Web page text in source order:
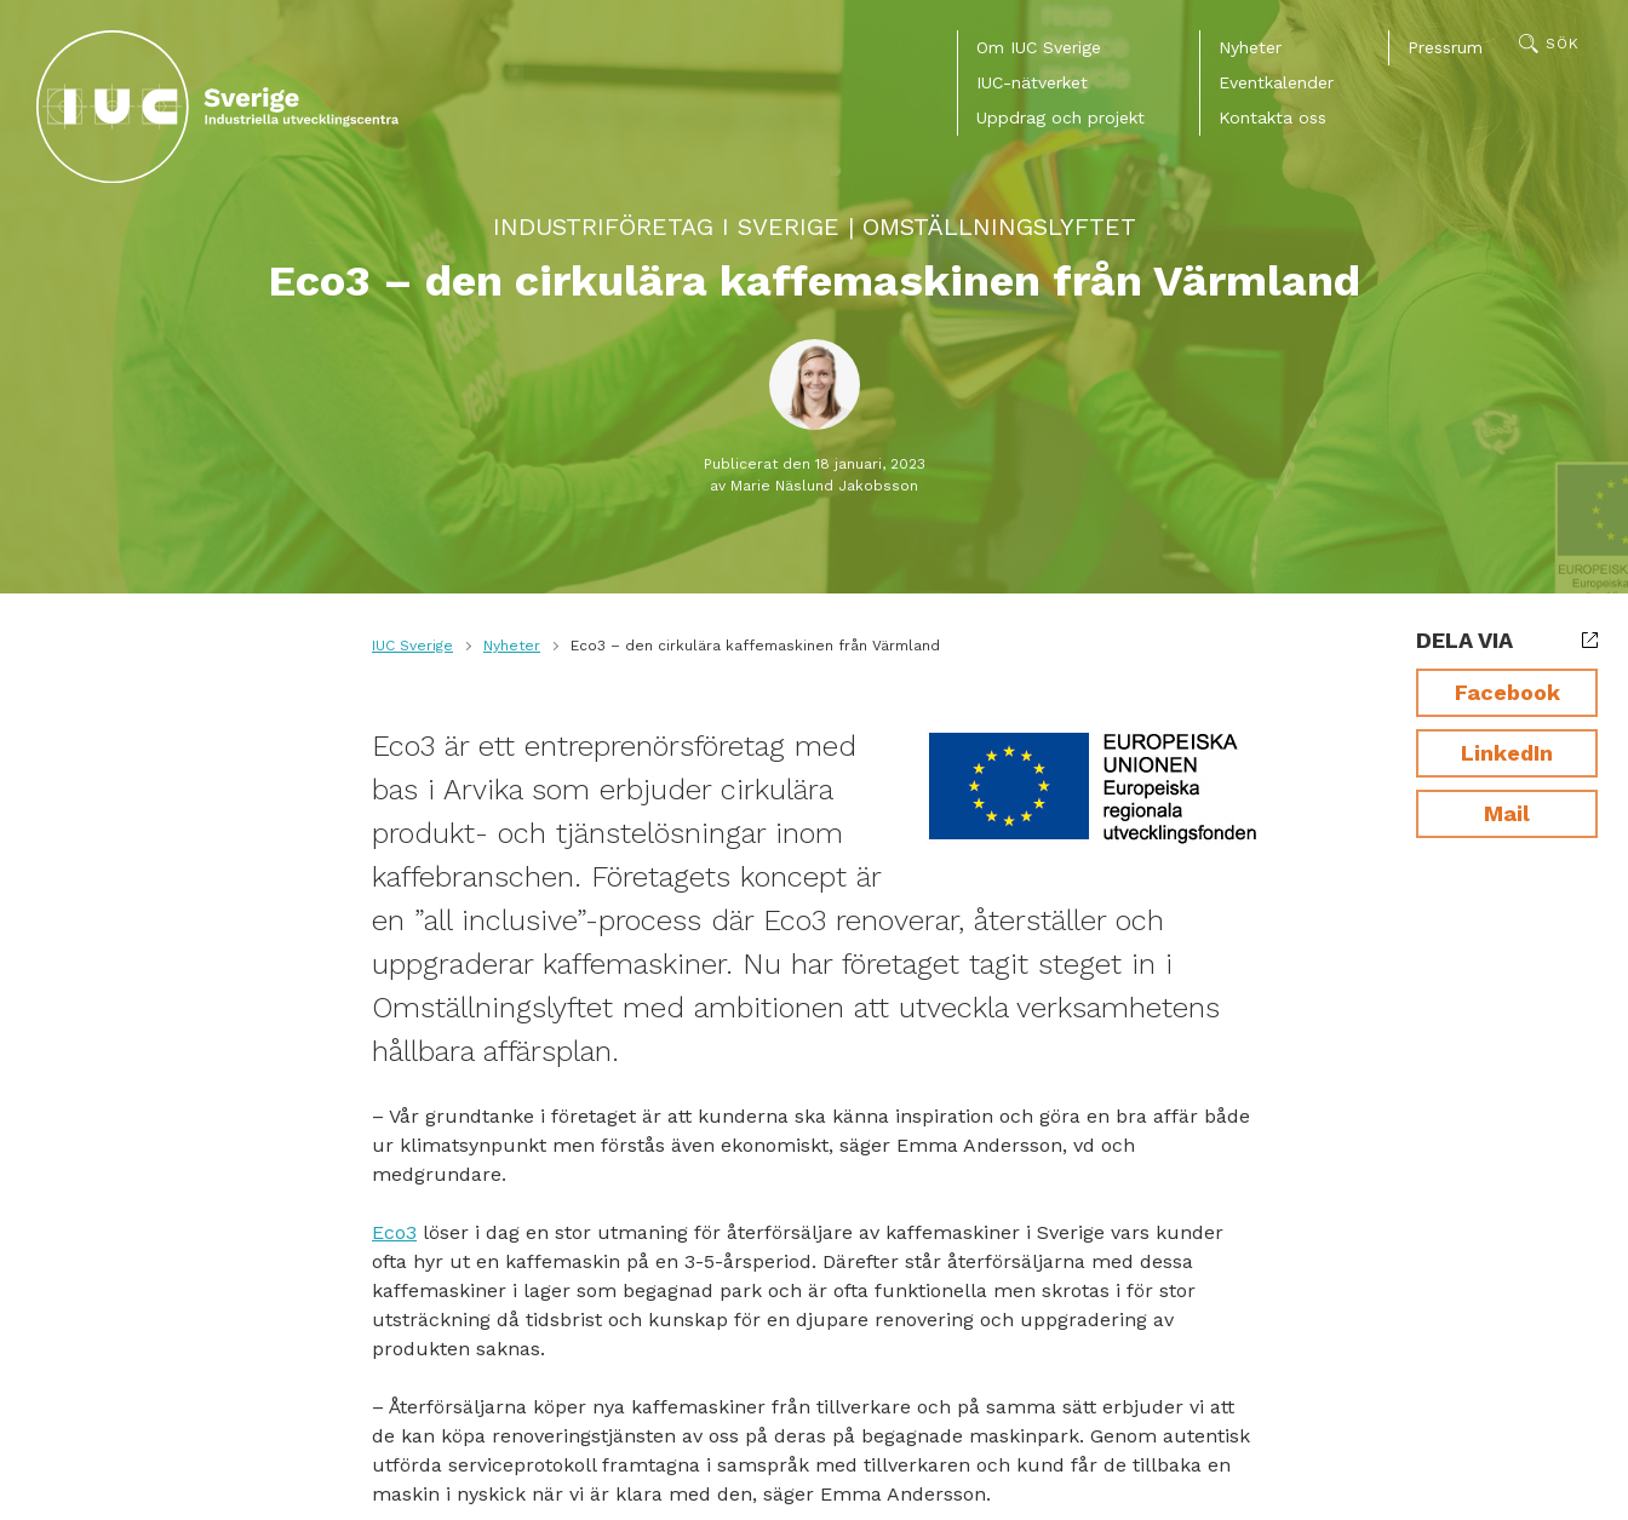
Meny
Om IUC Sverige
IUC-nätverket
Uppdrag och projekt
Nyheter
Eventkalender
Kontakta oss
Pressrum SÖK
INDUSTRIFÖRETAG I SVERIGE|OMSTÄLLNINGSLYFTET
Eco3 – den cirkulära kaffemaskinen från Värmland
Publicerat den 18 januari, 2023
av Marie Näslund Jakobsson
IUC Sverige Nyheter Eco3 – den cirkulära kaffemaskinen från Värmland
Eco3 är ett entreprenörsföretag med
bas i Arvika som erbjuder cirkulära
produkt- och tjänstelösningar inom
kaffebranschen. Företagets koncept är
en ”all inclusive”-process där Eco3 renoverar, återställer och
uppgraderar kaffemaskiner. Nu har företaget tagit steget in i
Omställningslyftet med ambitionen att utveckla verksamhetens
hållbara affärsplan.
– Vår grundtanke i företaget är att kunderna ska känna inspiration och göra en bra affär både
ur klimatsynpunkt men förstås även ekonomiskt, säger Emma Andersson, vd och
medgrundare.
Eco3 löser i dag en stor utmaning för återförsäljare av kaffemaskiner i Sverige vars kunder
ofta hyr ut en kaffemaskin på en 3-5-årsperiod. Därefter står återförsäljarna med dessa
kaffemaskiner i lager som begagnad park och är ofta funktionella men skrotas i för stor
utsträckning då tidsbrist och kunskap för en djupare renovering och uppgradering av
produkten saknas.
– Återförsäljarna köper nya kaffemaskiner från tillverkare och på samma sätt erbjuder vi att
de kan köpa renoveringstjänsten av oss på deras på begagnade maskinpark. Genom autentisk
utförda serviceprotokoll framtagna i samspråk med tillverkaren och kund får de tillbaka en
maskin i nyskick när vi är klara med den, säger Emma Andersson.
DELA VIA
Facebook
LinkedIn
Mail